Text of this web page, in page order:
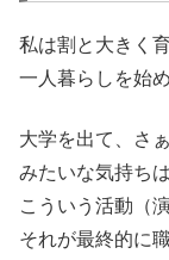
私は割と大きく
一人暮らしを始
大学を出て、さ
みたいな気持ち
こういう活動（
それが最終的に